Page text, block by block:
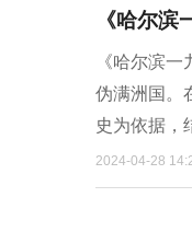
《哈尔
《哈尔滨
伪满洲国。
史为依据，
2024-04-28